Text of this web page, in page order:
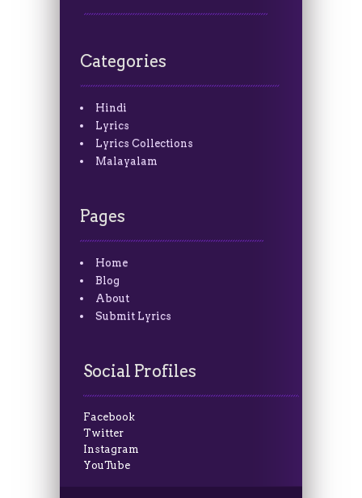
Categories
Hindi
Lyrics
Lyrics Collections
Malayalam
Pages
Home
Blog
About
Submit Lyrics
Social Profiles
Facebook
Twitter
Instagram
YouTube